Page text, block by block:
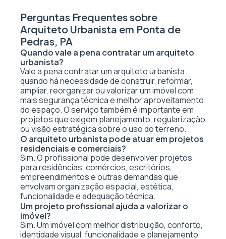
Perguntas Frequentes sobre
Arquiteto Urbanista em Ponta de
Pedras, PA
Quando vale a pena contratar um arquiteto
urbanista?
Vale a pena contratar um arquiteto urbanista
quando há necessidade de construir, reformar,
ampliar, reorganizar ou valorizar um imóvel com
mais segurança técnica e melhor aproveitamento
do espaço. O serviço também é importante em
projetos que exigem planejamento, regularização
ou visão estratégica sobre o uso do terreno.
O arquiteto urbanista pode atuar em projetos
residenciais e comerciais?
Sim. O profissional pode desenvolver projetos
para residências, comércios, escritórios,
empreendimentos e outras demandas que
envolvam organização espacial, estética,
funcionalidade e adequação técnica.
Um projeto profissional ajuda a valorizar o
imóvel?
Sim. Um imóvel com melhor distribuição, conforto,
identidade visual, funcionalidade e planejamento